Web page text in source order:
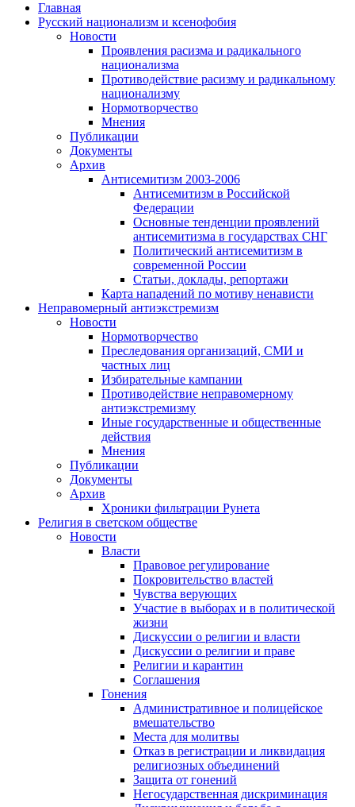
Главная
Русский национализм и ксенофобия
Новости
Проявления расизма и радикального
национализма
Противодействие расизму и радикальному
национализму
Нормотворчество
Мнения
Публикации
Документы
Архив
Антисемитизм 2003-2006
Антисемитизм в Российской
Федерации
Основные тенденции проявлений
антисемитизма в государствах СНГ
Политический антисемитизм в
современной России
Статьи, доклады, репортажи
Карта нападений по мотиву ненависти
Неправомерный антиэкстремизм
Новости
Нормотворчество
Преследования организаций, СМИ и
частных лиц
Избирательные кампании
Противодействие неправомерному
антиэкстремизму
Иные государственные и общественные
действия
Мнения
Публикации
Документы
Архив
Хроники фильтрации Рунета
Религия в светском обществе
Новости
Власти
Правовое регулирование
Покровительство властей
Чувства верующих
Участие в выборах и в политической
жизни
Дискуссии о религии и власти
Дискуссии о религии и праве
Религии и карантин
Соглашения
Гонения
Административное и полицейское
вмешательство
Места для молитвы
Отказ в регистрации и ликвидация
религиозных объединений
Защита от гонений
Негосударственная дискриминация